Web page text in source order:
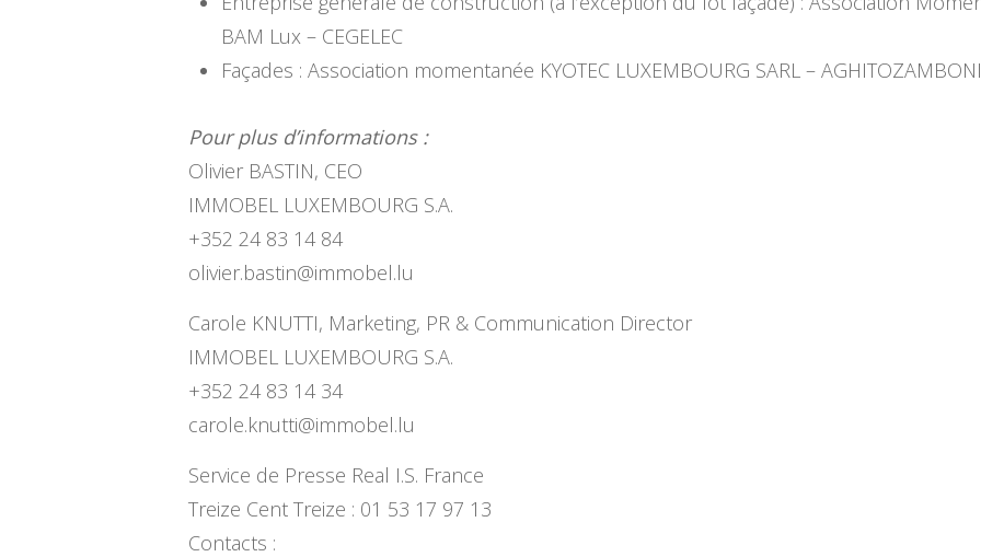
BAM Lux – CEGELEC
Façades : Association momentanée KYOTEC LUXEMBOURG SARL –
Pour plus d’informations :
Olivier BASTIN, CEO
IMMOBEL LUXEMBOURG S.A.
+352 24 83 14 84
olivier.bastin@immobel.lu
Carole KNUTTI, Marketing, PR & Communication Director
IMMOBEL LUXEMBOURG S.A.
+352 24 83 14 34
carole.knutti@immobel.lu
Service de Presse Real I.S. France
Treize Cent Treize : 01 53 17 97 13
Contacts :